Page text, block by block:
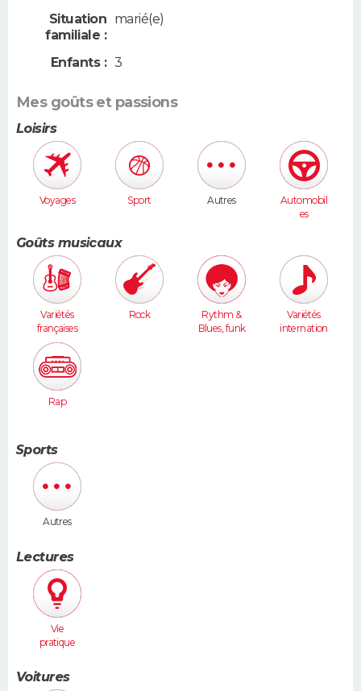
Situation
familiale :
marié(e)
Enfants : 3
Mes goûts et passions
Loisirs
Voyages Sport Autres
Automobil
es
Goûts musicaux
Variétés
françaises
Rock
Rythm &
Blues, funk
Variétés
internation
Rap
Sports
Autres
Lectures
Vie
pratique
Voitures